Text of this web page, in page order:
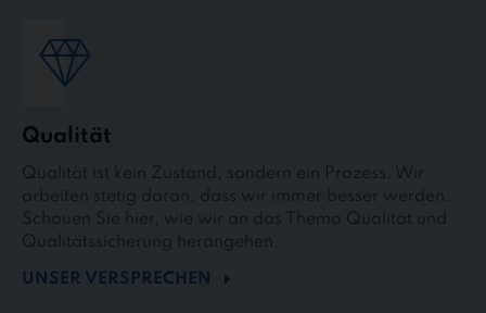
Qualität
Qualität ist kein Zustand, sondern ein Prozess. Wir
arbeiten stetig daran, dass wir immer besser werden.
Schauen Sie hier, wie wir an das Thema Qualität und
Qualitätssicherung herangehen.
UNSER VERSPRECHEN